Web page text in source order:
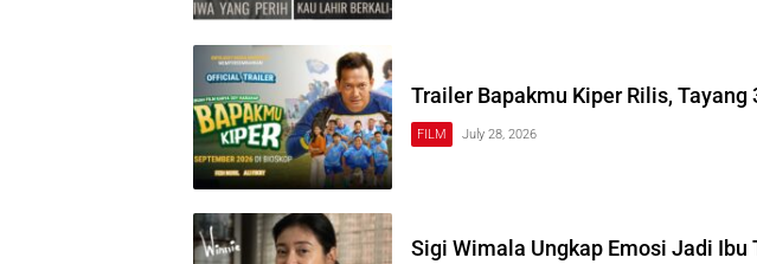
Trailer Bapakmu Kiper Rilis, Tayang
FILM July 28, 2026
Sigi Wimala Ungkap Emosi Jadi Ibu